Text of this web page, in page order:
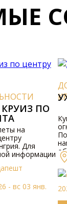
ПО
на
Для
информации
- вс 03 янв.